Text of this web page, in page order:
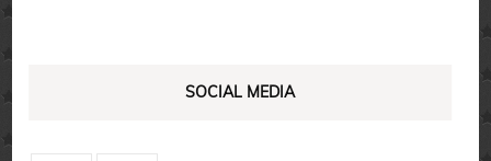
SOCIAL MEDIA